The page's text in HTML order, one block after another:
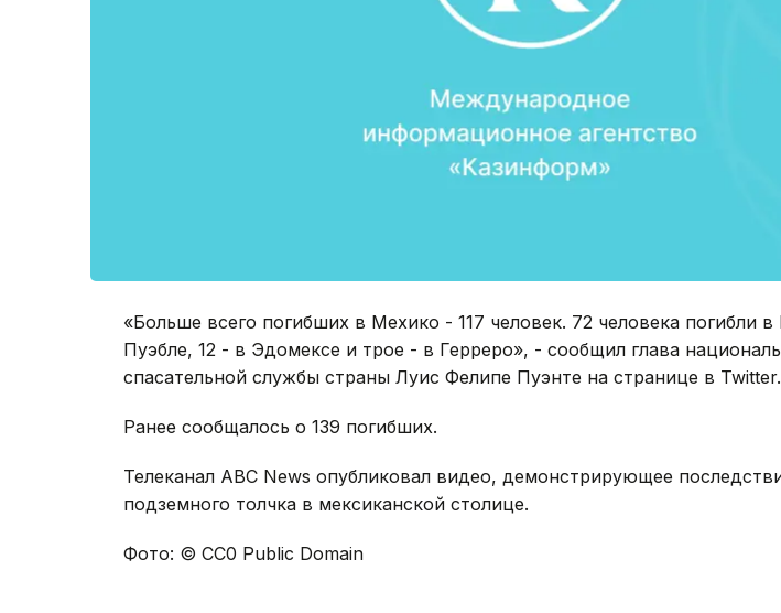
«Больше всего погибших в Мехико - 117 человек. 72 человека погибли
Пуэбле, 12 - в Эдомексе и трое - в Герреро», - сообщил глава
спасательной службы страны Луис Фелипе Пуэнте на странице в Twitter.
Ранее сообщалось о 139 погибших.
Телеканал ABC News‏ опубликовал видео, демонстрирующее последствия мощнейшего
подземного толчка в мексиканской столице.
Фото: © СС0 Public Domain